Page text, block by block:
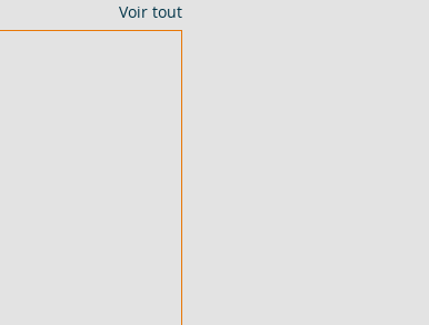
Voir tout